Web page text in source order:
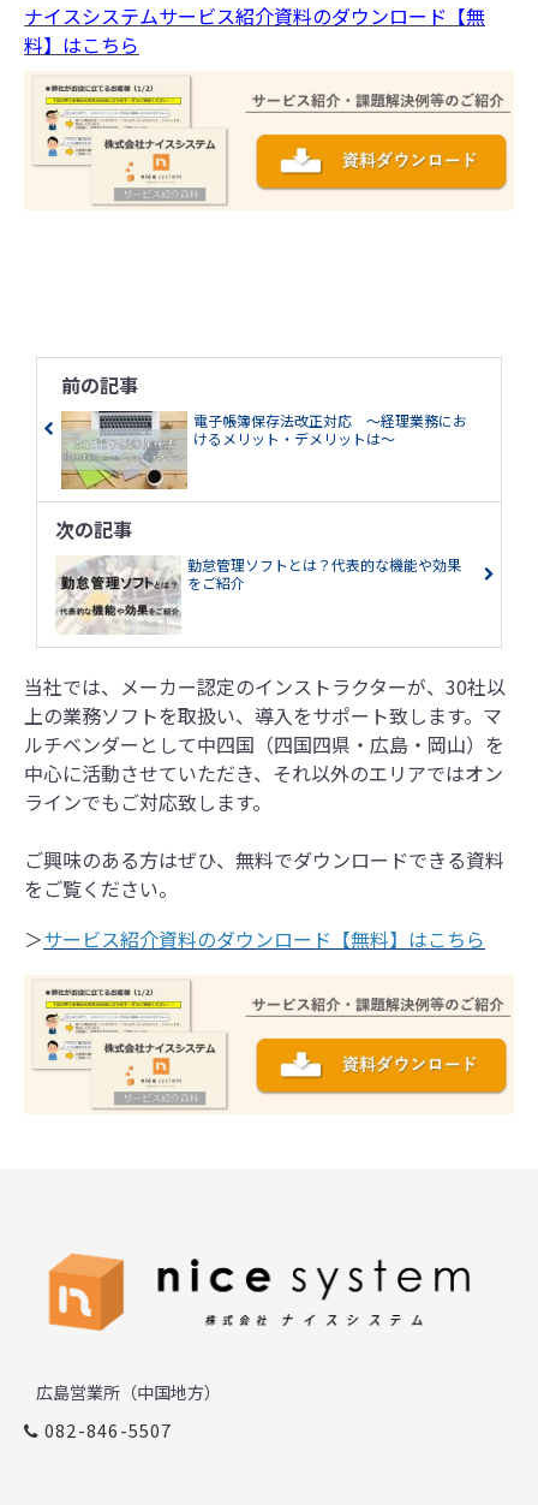
ナイスシステムサービス紹介資料のダウンロード【無
料】はこちら
前の記事
電子帳簿保存法改正対応 ～経理業務にお
けるメリット・デメリットは～
次の記事
勤怠管理ソフトとは？代表的な機能や効果
をご紹介
当社では、メーカー認定のインストラクターが、30社以
上の業務ソフトを取扱い、導入をサポート致します。マ
ルチベンダーとして中四国（四国四県・広島・岡山）を
中心に活動させていただき、それ以外のエリアではオン
ラインでもご対応致します。
ご興味のある方はぜひ、無料でダウンロードできる資料
をご覧ください。
＞サービス紹介資料のダウンロード【無料】はこちら
広島営業所（中国地方）
082-846-5507